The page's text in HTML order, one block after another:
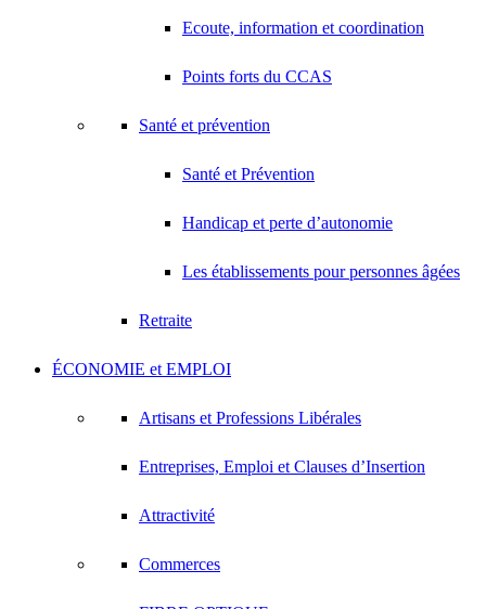
Ecoute, information et coordination
Points forts du CCAS
Santé et prévention
Santé et Prévention
Handicap et perte d’autonomie
Les établissements pour personnes âgées
Retraite
ÉCONOMIE et EMPLOI
Artisans et Professions Libérales
Entreprises, Emploi et Clauses d’Insertion
Attractivité
Commerces